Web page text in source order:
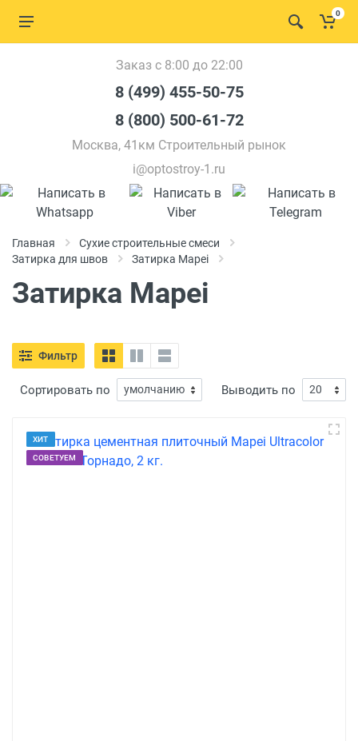
0
Заказ с 8:00 до 22:00
8 (499) 455-50-75
8 (800) 500-61-72
Москва, 41км Строительный рынок
i@optostroy-1.ru
Главная
Сухие строительные смеси
Затирка для швов
Затирка Mapei
Затирка Mapei
Фильтр
Сортировать по Выводить по
ХИТ
СОВЕТУЕМ